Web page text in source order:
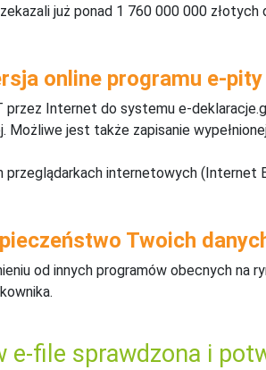
już ponad 1 760 000 000 złotych
online programu e-pity
Internet do systemu e-
jest także zapisanie
internetowych (Internet
Twoich
od innych programów obecnych na
e-file sprawdzona i